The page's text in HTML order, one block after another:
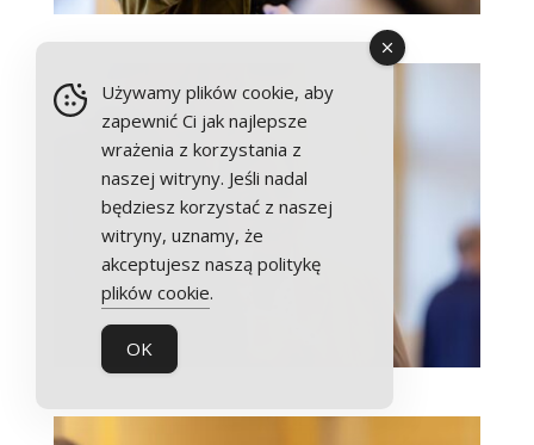
Używamy plików cookie, aby
zapewnić Ci jak najlepsze
wrażenia z korzystania z
naszej witryny. Jeśli nadal
będziesz korzystać z naszej
witryny, uznamy, że
akceptujesz naszą politykę
plików cookie.
OK